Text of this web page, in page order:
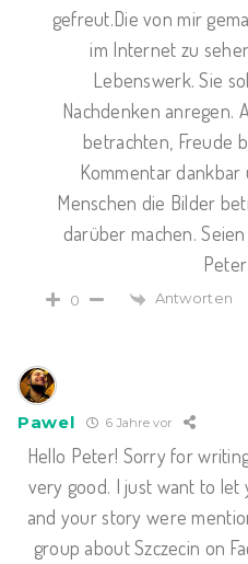
gefreut.Die von mir
im Internet zu
Lebenswerk. Sie
Nachdenken anregen.
betrachten, Freude
Kommentar
Menschen die Bilder
darüber machen.
0 Antworten
Pawel 6 Jahre vor
Hello Peter! Sorry for
very good. I just want to
and your story were
group about Szczecin on